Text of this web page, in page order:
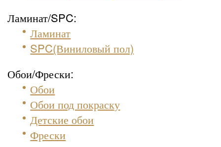
Ламинат/SPC:
Ламинат
SPC(Виниловый пол)
Обои/Фрески:
Обои
Обои под покраску
Детские обои
Фрески